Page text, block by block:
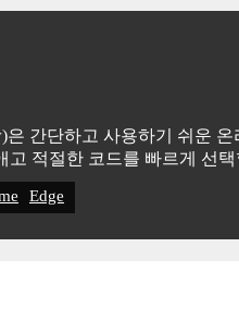
은 간단하고 사용하기 쉬운
고 적절한 코드를 빠르게 선
Edge